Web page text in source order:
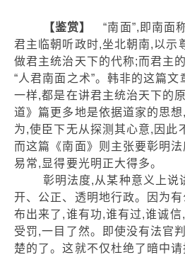
【鉴赏】
“南面”,即南面
君主临朝听政时,坐北朝南,以示
做君主统治天下的代称;而君主
“人君南面之术”。韩非的这篇文
一样,都是在讲君主统治天下的
道》篇更多地是依据道家的思
为,使臣下无从探测其心意,因此
而这篇《南面》则主张要彰明
易常,显得要光明正大得多。
彰明法度,从某种意义上说
开、公正、透明地行政。因为
布出来了,谁有功,谁有过,谁诚
受罚,一目了然。即使没有法官
楚的了。这就不仅杜绝了暗中